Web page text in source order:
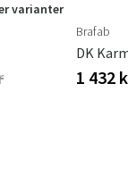
varianter
Brafab
DK
1 432